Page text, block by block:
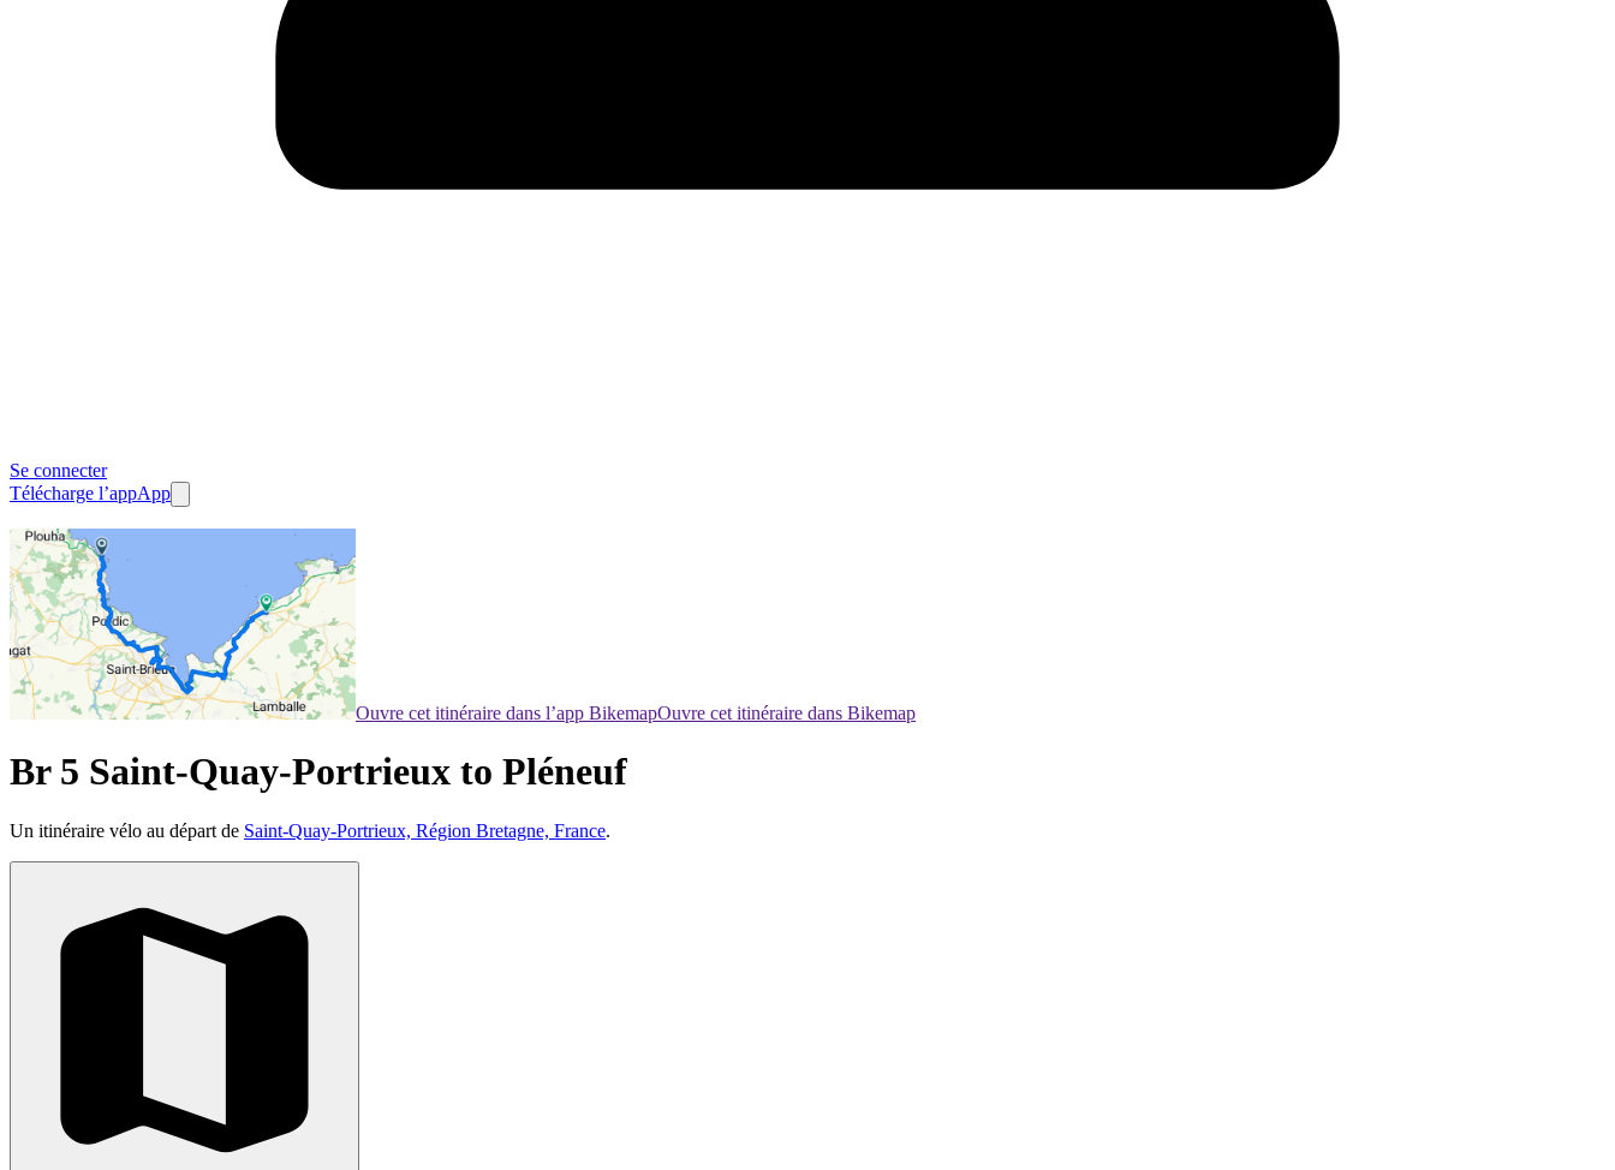
Se connecter
Télécharge l’appApp
Ouvre cet itinéraire dans l’app BikemapOuvre cet itinéraire dans Bikemap
Br 5 Saint-Quay-Portrieux to Pléneuf
Un itinéraire vélo au départ de Saint-Quay-Portrieux, Région Bretagne, France.